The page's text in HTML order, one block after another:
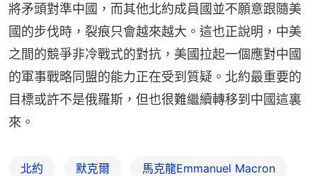
將矛頭對準中國，而其他北約成員國並不願意跟隨美
國的步伐時，裂痕只會越來越大。這也正說明，中美
之間的競爭非冷戰式的對抗，美國拉起一個應對中國
的軍事戰略同盟的能力正在受到質疑。北約最重要的
目標或許不是俄羅斯，但也很難繼續轉移到中國這裏
來。
北約 默克爾 馬克龍Emmanuel Macron